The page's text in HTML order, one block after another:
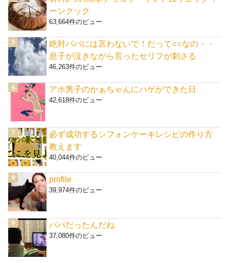
ーンクック
63,664件のビュー
絶対パパには言わないで！だって○○なの・・
息子が泣きながら言ったセリフが刺さる
46,263件のビュー
アホ男子のかぁちゃんにハゲができた日
42,618件のビュー
必ず成功するシフォンケーキレシピの作り方
教えます
40,044件のビュー
profile
39,974件のビュー
パパだったんだね
37,080件のビュー